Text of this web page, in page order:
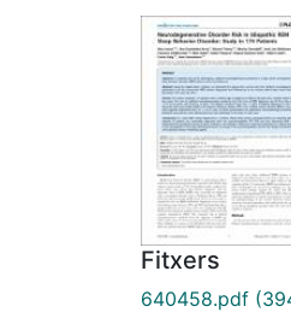
Fitxers
640458.pdf